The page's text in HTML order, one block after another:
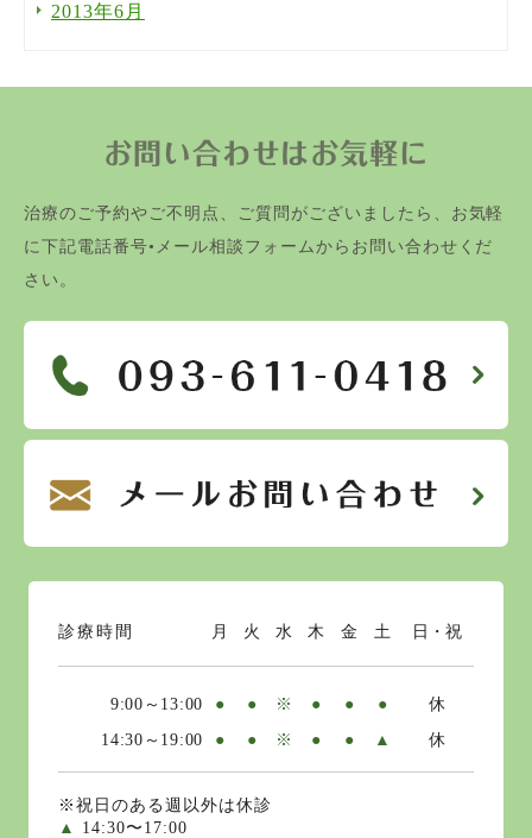
2013年6月
お問い合わせはお気軽に
治療のご予約やご不明点、ご質問がございましたら、お気軽
に下記電話番号•メール相談フォームからお問い合わせくだ
さい。
診療時間 月 火 水 木 金 土 日・祝
9:00～13:00 ● ● ※ ● ● ●
休
14:30～19:00
● ● ※ ● ● ▲ 休
※祝日のある週以外は休診
▲
14:30〜17:00